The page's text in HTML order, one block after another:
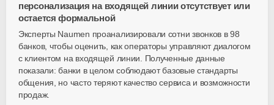
персонализация на входящей линии отсутствует или
остается формальной
Эксперты Naumen проанализировали сотни звонков в 98
банков, чтобы оценить, как операторы управляют диалогом
с клиентом на входящей линии. Полученные данные
показали: банки в целом соблюдают базовые стандарты
общения, но часто теряют качество сервиса и возможности
продаж.